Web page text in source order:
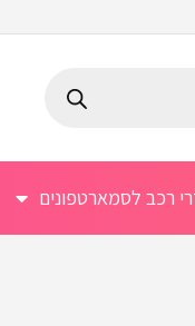
רכב לסמארטפונים